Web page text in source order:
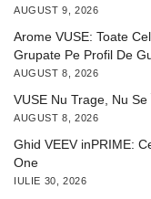
AUGUST 9, 2026
Arome VUSE: Toate
Grupate Pe Profil De
AUGUST 8, 2026
VUSE Nu Trage, Nu
AUGUST 8, 2026
Ghid VEEV inPRIME:
One
IULIE 30, 2026